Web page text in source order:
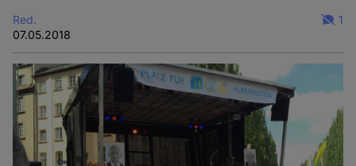
Red.
07.05.2018
1